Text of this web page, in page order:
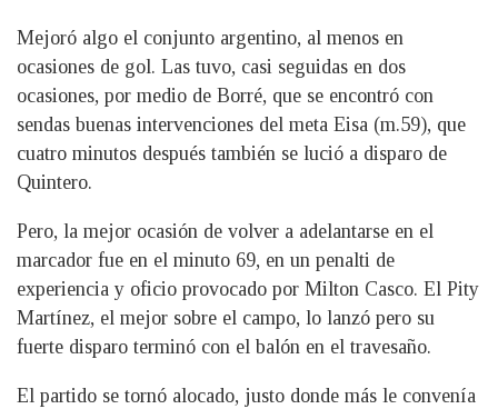
Mejoró algo el conjunto argentino, al menos en
ocasiones de gol. Las tuvo, casi seguidas en dos
ocasiones, por medio de Borré, que se encontró con
sendas buenas intervenciones del meta Eisa (m.59), que
cuatro minutos después también se lució a disparo de
Quintero.
Pero, la mejor ocasión de volver a adelantarse en el
marcador fue en el minuto 69, en un penalti de
experiencia y oficio provocado por Milton Casco. El Pity
Martínez, el mejor sobre el campo, lo lanzó pero su
fuerte disparo terminó con el balón en el travesaño.
El partido se tornó alocado, justo donde más le convenía